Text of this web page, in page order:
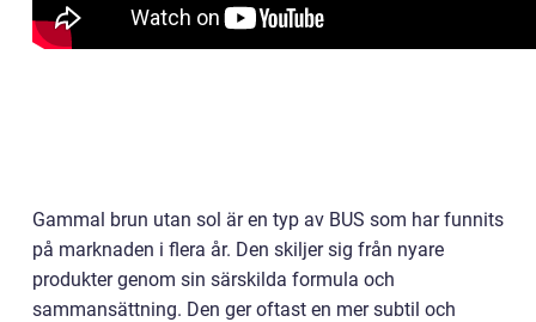
Gammal brun utan sol är en typ av BUS som har funnits
på marknaden i flera år. Den skiljer sig från nyare
produkter genom sin särskilda formula och
sammansättning. Den ger oftast en mer subtil och